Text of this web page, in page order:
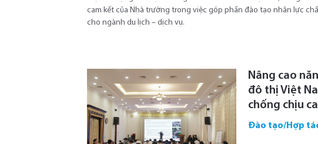
cam kết của Nhà trường trong việc góp phần đào tạo nhân lực
cho ngành du lịch – dịch vụ.
Nâng cao
đô thị Việt
chống chịu
Đào tạo/Hợp